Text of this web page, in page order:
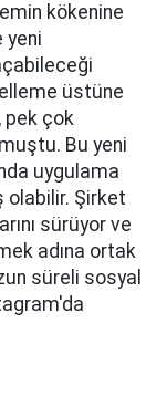
kökenine
yeni
üstüne
pek çok
Bu yeni
uygulama
olabilir. Şirket
sürüyor ve
adına ortak
süreli sosyal